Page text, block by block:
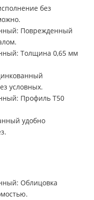
без
Поврежденный
Толщина 0,65 мм
условных.
Профиль Т50
удобно
Облицовка